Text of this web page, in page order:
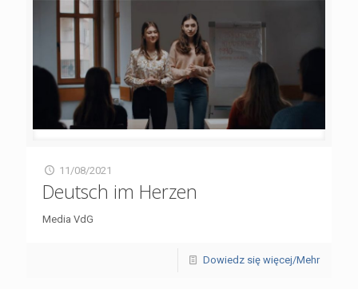
11/08/2021
Deutsch im Herzen
Media VdG
Dowiedz się więcej/Mehr